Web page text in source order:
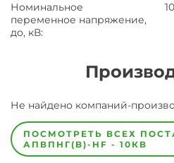
Номинальное
переменное напряжение,
до, кВ:
10
ЗаводЗавод-
предпочел
скрыть
свои
Не найдено компаний-
ПОСМОТРЕТЬ ВСЕХ
АПВПНГ(B)-HF - 10КВ